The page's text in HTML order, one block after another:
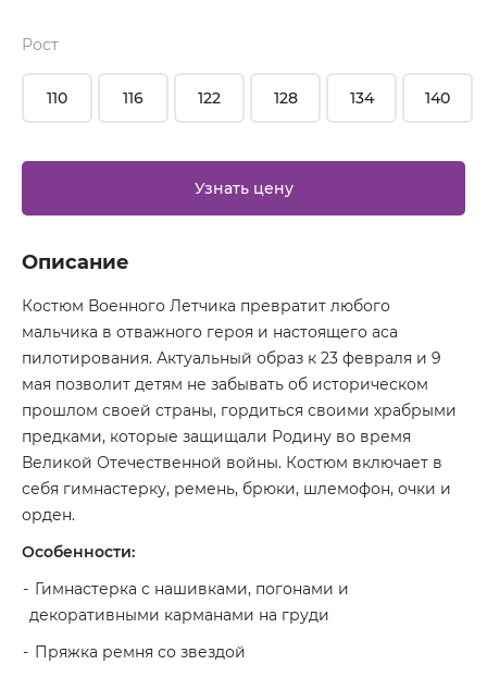
Рост
110 116 122 128 134 140
Узнать цену
Описание
Костюм Военного Летчика превратит любого
мальчика в отважного героя и настоящего аса
пилотирования. Актуальный образ к 23 февраля и 9
мая позволит детям не забывать об историческом
прошлом своей страны, гордиться своими храбрыми
предками, которые защищали Родину во время
Великой Отечественной войны. Костюм включает в
себя гимнастерку, ремень, брюки, шлемофон, очки и
орден.
Особенности:
Гимнастерка с нашивками, погонами и
декоративными карманами на груди
Пряжка ремня со звездой